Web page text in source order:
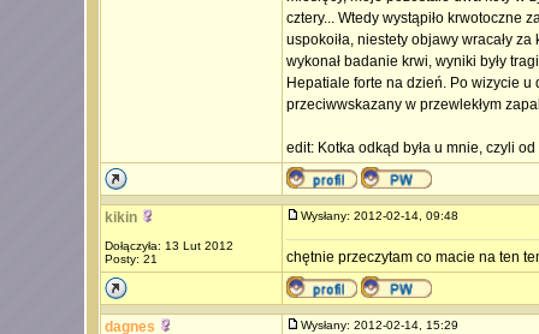
cztery... Wtedy wystąpiło krwotoczne
uspokoiła, niestety objawy wracały
wykonał badanie krwi, wyniki były
Hepatiale forte na dzień. Po wizycie u
przeciwwskazany w przewlekłym
edit: Kotka odkąd była u mnie, czyli
kikin
Dołączyła: 13 Lut 2012
Posty: 21
Wysłany: 2012-02-14, 09:48
chętnie przeczytam co macie na ten
dagnes Wysłany: 2012-02-14, 15:29